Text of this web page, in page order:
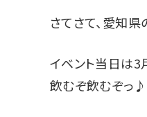
さてさて、愛知県
イベント当日は3
飲むぞ飲むぞっ♪